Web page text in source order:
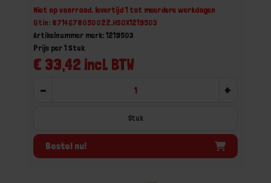
Niet op voorraad, levertijd 1 tot meerdere werkdagen
Gtin: 8714678050022,HSOX1219503
Artikelnummer merk: 1219503
€ 33,42 incl. BTW
Prijs per 1 Stuk
- +
Stuk
Bestel nu!